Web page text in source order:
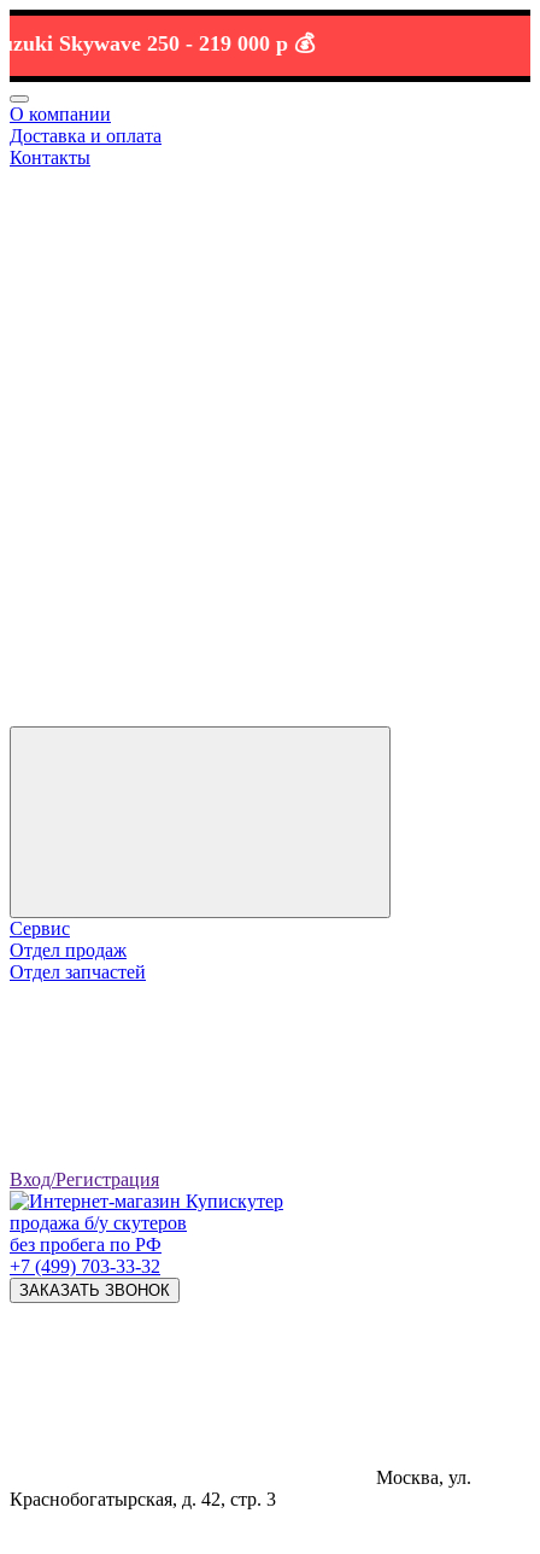
Skywave 250 -219 000 р 💰
О компании
Доставка и оплата
Контакты
Сервис
Отдел продаж
Отдел запчастей
Вход/Регистрация
продажа б/у скутеров
без пробега по РФ
+7 (499) 703-33-32
ЗАКАЗАТЬ ЗВОНОК
Москва, ул.
Краснобогатырская, д. 42, стр. 3